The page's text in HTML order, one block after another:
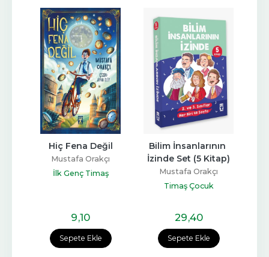
Sepete Ekle
Hiç Fena Değil
Mustafa Orakçı
İlk Genç Timaş
9,10
Sepete Ekle
Bilim İnsanlarının
İzinde Set (5 Kitap)
Mustafa Orakçı
Timaş Çocuk
29,40